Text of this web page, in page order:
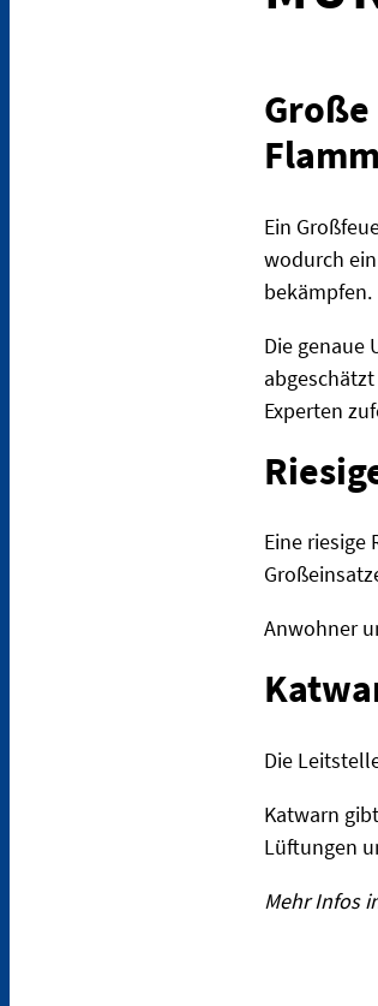
Ein
wodurch
bekämpfen.
Die genaue
Experten
Eine riesige
Anwohner
Die
Katwarn
Lüftungen
Mehr Infos